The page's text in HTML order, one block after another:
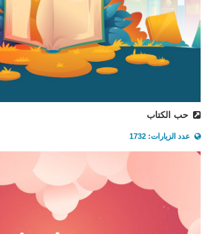
حب الكتاب
عدد الزيارات: 1732